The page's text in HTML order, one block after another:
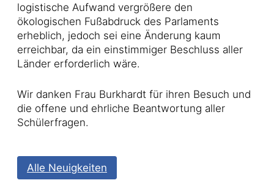
logistische Aufwand vergrößere den
ökologischen Fußabdruck des Parlaments
erheblich, jedoch sei eine Änderung kaum
erreichbar, da ein einstimmiger Beschluss aller
Länder erforderlich wäre.
Wir danken Frau Burkhardt für ihren Besuch und
die offene und ehrliche Beantwortung aller
Schülerfragen.
Alle Neuigkeiten